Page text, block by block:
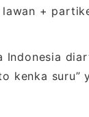
+
kenka